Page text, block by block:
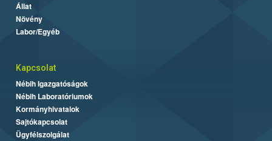
Állat
Növény
Labor/Egyéb
Kapcsolat
Nébih Igazgatóságok
Nébih Laboratóriumok
Kormányhivatalok
Sajtókapcsolat
Ügyfélszolgálat